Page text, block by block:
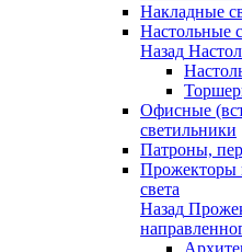
Накладные
Настольные
Назад
Офисные
светильники
Патроны,
Прожекторы
света
Назад